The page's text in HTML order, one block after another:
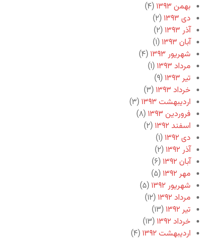
بهمن ۱۳۹۳
(۴)
دی ۱۳۹۳
(۲)
آذر ۱۳۹۳
(۲)
آبان ۱۳۹۳
(۱)
شهریور ۱۳۹۳
(۴)
مرداد ۱۳۹۳
(۱)
تیر ۱۳۹۳
(۹)
خرداد ۱۳۹۳
(۳)
اردیبهشت ۱۳۹۳
(۳)
فروردین ۱۳۹۳
(۸)
اسفند ۱۳۹۲
(۲)
دی ۱۳۹۲
(۱)
آذر ۱۳۹۲
(۲)
آبان ۱۳۹۲
(۶)
مهر ۱۳۹۲
(۵)
شهریور ۱۳۹۲
(۵)
مرداد ۱۳۹۲
(۱۲)
تیر ۱۳۹۲
(۱۳)
خرداد ۱۳۹۲
(۱۳)
اردیبهشت ۱۳۹۲
(۴)